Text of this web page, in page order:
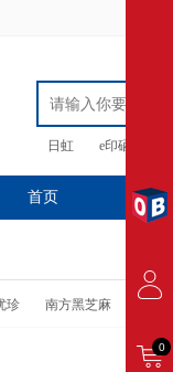
日虹 e印硒鼓
首页 专
珍 南方黑芝麻
0